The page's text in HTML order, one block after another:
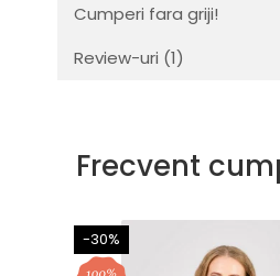
Cumperi fara griji!
Review-uri (1)
Frecvent
-30%